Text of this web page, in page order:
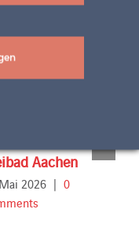
Aachen
2026 | 0